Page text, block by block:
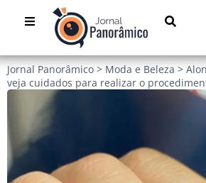
Jornal Panorâmico > Moda e Beleza >
veja cuidados para realizar o